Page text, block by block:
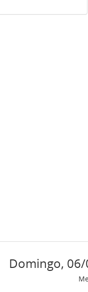
Domingo,